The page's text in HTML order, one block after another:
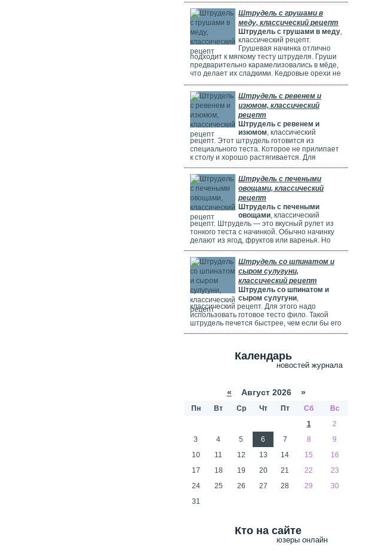
полезен, потому что в нем много витаминов,
минералов и веществ, которые защищают
клетки. Он богат витаминами A, C, E и K,
содержит кальций, который важен для зубов
и костей. И пищевые волокна, которые
Штрудель с грушами в
меду, классический рецепт
Штрудель с грушами в меду,
классический рецепт.
Грушевая начинка отлично
подходит к мягкому тесту штруделя. Груши
предварительно карамелизовались в мёде,
что делает их сладкими. Кедровые орехи не
Ну вот теперь можете приготовить вкусный
рецепт штруделя.Штрудель с ревенем и
изюмом, классический
рецепт
Штрудель с ревенем и
изюмом, классический
рецепт. Этот штрудель готовится из
специального теста. Которое не прилипает
к столу и хорошо растягивается. Для
начинки мы взяли стебли ревеня. Они
придают выпечке кислый вкус и приятный
аромат, делают штрудель сочным и
вкусным. Можно добавить в начинку
клубнику, яблоки или грушу. Если
используете ягоды, посыпьте их ложкой
муки.
Штрудель с печеными
овощами, классический
рецепт
Штрудель с печеными
овощами, классический
рецепт. Штрудель — это вкусный рулет из
тонкого теста с начинкой. Обычно начинку
делают из ягод, фруктов или варенья. Но
можно использовать и солёные начинки с
грибами, сыром, мясом или овощами. В этом
рецепте начинка готовится из печёных
овощей: цуккини, сладкого перца, зелени и
помидоров. В зависимости от времени года,
в начинку можно добавить баклажаны, сыр,
картофель, морковь или даже свёклу. Если
не хочется возиться с тестом, можно взять
готовое слоёное тесто или тесто фило.
Штрудель со шпинатом и
сыром сулугуни,
классический рецепт
Штрудель со шпинатом и
сыром сулугуни,
классический рецепт. Для этого надо
использовать готовое тесто фило. Такой
штрудель печется быстрее, чем если бы его
делали из обычного теста. Чтобы корочка
вам в приготовлении сложного рецепта.
Календарь
новостей журнала
« Август 2026 »
Пн Вт Ср Чт Пт Сб
Вс
1
2
3
4 5 6 7 8
9
10
11 12 13 14 15
16
17
18 19 20 21 22
23
24
25 26 27 28 29
30
31
Кто на сайте
юзеры онлайн